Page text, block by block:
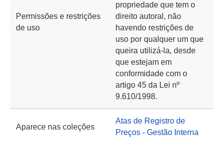
Permissões e restrições
de uso
propriedade que tem o
direito autoral, não
havendo restrições de
uso por qualquer um que
queira utilizá-la, desde
que estejam em
conformidade com o
artigo 45 da Lei nº
9.610/1998.
Aparece nas coleções
Atas de Registro de
Preços - Gestão Interna